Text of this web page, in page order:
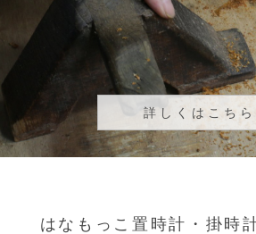
詳しくはこちら
はなもっこ置時計・掛時